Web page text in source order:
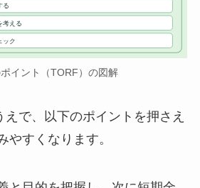
る
考える
ック
イント（TORF）の図解
で、以下のポイントを押さえ
やすくなります。